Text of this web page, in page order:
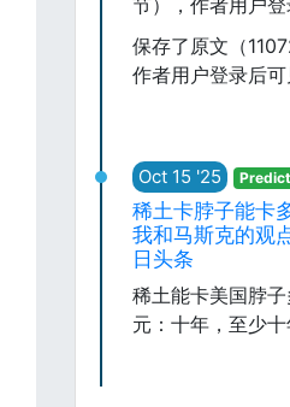
节），作者用户登
保存了原文（
作者用户登录后可
Oct 15 '25
稀土卡脖子能卡
我和马斯克的观
日头条
稀土能卡美国脖
元：十年，至少